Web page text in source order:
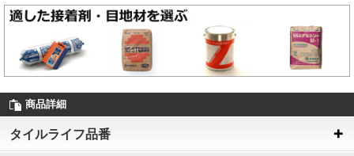
商品詳細
タイルライフ品番